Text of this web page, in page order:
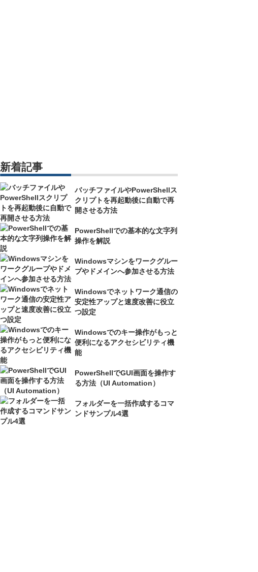
新着記事
バッチファイルやPowerShellス
クリプトを再起動後に自動で再
開させる方法
PowerShellでの基本的な文字列
操作を解説
Windowsマシンをワークグルー
プやドメインへ参加させる方法
Windowsでネットワーク通信の
安定性アップと速度改善に役立
つ設定
Windowsでのキー操作がもっと
便利になるアクセシビリティ機
能
PowerShellでGUI画面を操作す
る方法（UI Automation）
フォルダーを一括作成するコマ
ンドサンプル4選